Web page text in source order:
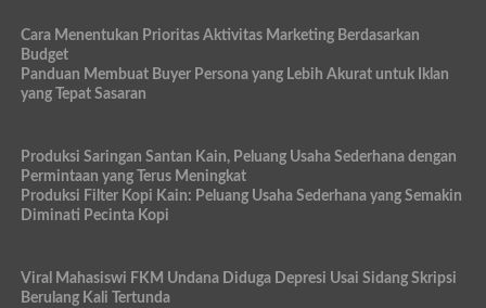
Cara Menentukan Prioritas Aktivitas Marketing Berdasarkan
Budget
Panduan Membuat Buyer Persona yang Lebih Akurat untuk Iklan
yang Tepat Sasaran
Produksi Saringan Santan Kain, Peluang Usaha Sederhana dengan
Permintaan yang Terus Meningkat
Produksi Filter Kopi Kain: Peluang Usaha Sederhana yang Semakin
Diminati Pecinta Kopi
Viral Mahasiswi FKM Undana Diduga Depresi Usai Sidang Skripsi
Berulang Kali Tertunda